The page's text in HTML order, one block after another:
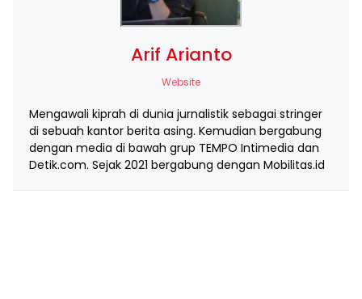
Arif Arianto
Website
Mengawali kiprah di dunia jurnalistik sebagai stringer
di sebuah kantor berita asing. Kemudian bergabung
dengan media di bawah grup TEMPO Intimedia dan
Detik.com. Sejak 2021 bergabung dengan Mobilitas.id